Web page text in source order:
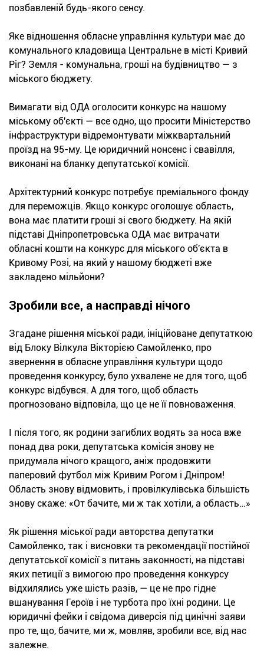
позбавленій будь-якого сенсу.
Яке відношення обласне управління культури має до
комунального кладовища Центральне в місті Кривий
Ріг? Земля - комунальна, гроші на будівництво — з
міського бюджету.
Вимагати від ОДА оголосити конкурс на нашому
міському об'єкті — все одно, що просити Міністерство
інфраструктури відремонтувати міжквартальний
проїзд на 95-му. Це юридичний нонсенс і свавілля,
виконані на бланку депутатської комісії.
Архітектурний конкурс потребує преміального фонду
для переможців. Якщо конкурс оголошує область,
вона має платити гроші зі свого бюджету. На якій
підставі Дніпропетровська ОДА має витрачати
обласні кошти на конкурс для міського об'єкта в
Кривому Розі, на який у нашому бюджеті вже
закладено мільйони?
Зробили все, а насправді нічого
Згадане рішення міської ради, ініційоване депутаткою
від Блоку Вілкула Вікторією Самойленко, про
звернення в обласне управління культури щодо
проведення конкурсу, було ухвалене не для того, щоб
конкурс відбувся. А для того, щоб область
прогнозовано відповіла, що це не її повноваження.
І після того, як родини загиблих водять за носа вже
понад два роки, депутатська комісія знову не
придумала нічого кращого, аніж продовжити
паперовий футбол між Кривим Рогом і Дніпром!
Область знову відмовить, і провілкулівська більшість
знову скаже: «От бачите, ми ж так хотіли, а область…»
Як рішення міської ради авторства депутатки
Самойленко, так і висновки та рекомендації постійної
депутатської комісії з питань законності, на підставі
яких петиції з вимогою про проведення конкурсу
відхилялись уже шість разів, — це не про гідне
вшанування Героїв і не турбота про їхні родини. Це
юридичні фейки і свідома диверсія під цинічні заяви
про те, що, бачите, ми ж, мовляв, зробили все, від нас
залежне.